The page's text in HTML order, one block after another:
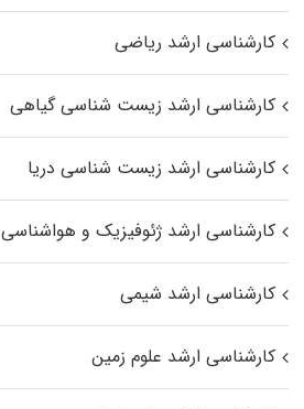
کارشناسی ارشد ریاضی
کارشناسی ارشد زیست‌ شناسی گیاهی
کارشناسی ارشد زیست‌ شناسی دریا
کارشناسی ارشد ژئوفیزیک و هواشناسی
کارشناسی ارشد شیمی
کارشناسی ارشد علوم زمین